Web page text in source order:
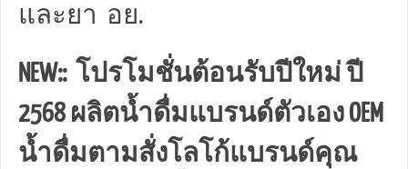
และยา อย.
NEW:: โปรโมชั่นต้อนรับปีใหม่ ปี
2568 ผลิตน้ำดื่มแบรนด์ตัวเอง OEM
น้ำดื่มตามสั่งโลโก้แบรนด์คุณ